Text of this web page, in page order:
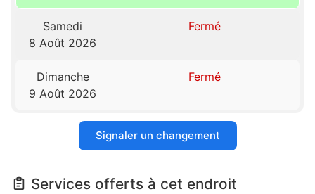
Samedi
8 Août 2026
Fermé
Dimanche
9 Août 2026
Fermé
Signaler un changement
Services offerts à cet endroit